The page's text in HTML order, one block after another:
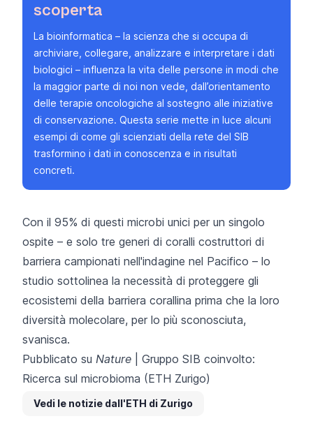
scoperta
La bioinformatica – la scienza che si occupa di
archiviare, collegare, analizzare e interpretare i dati
biologici – influenza la vita delle persone in modi che
la maggior parte di noi non vede, dall’orientamento
delle terapie oncologiche al sostegno alle iniziative
di conservazione. Questa serie mette in luce alcuni
esempi di come gli scienziati della rete del SIB
trasformino i dati in conoscenza e in risultati
concreti.
Con il 95% di questi microbi unici per un singolo
ospite – e solo tre generi di coralli costruttori di
barriera campionati nell'indagine nel Pacifico – lo
studio sottolinea la necessità di proteggere gli
ecosistemi della barriera corallina prima che la loro
diversità molecolare, per lo più sconosciuta,
svanisca.
Pubblicato su Nature | Gruppo SIB coinvolto:
Ricerca sul microbioma (ETH Zurigo)
Vedi le notizie dall'ETH di Zurigo